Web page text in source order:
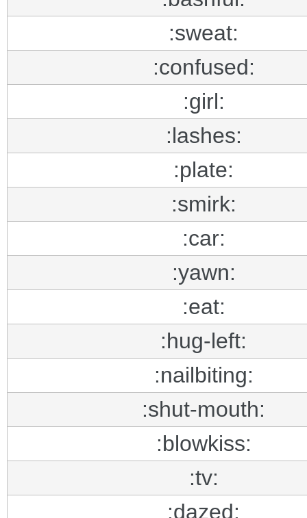
:sweat:
:confused:
:girl:
:lashes:
:plate:
:smirk:
:car:
:yawn:
:eat:
:hug-left:
:nailbiting:
:shut-mouth:
:blowkiss:
:tv:
:dazed: